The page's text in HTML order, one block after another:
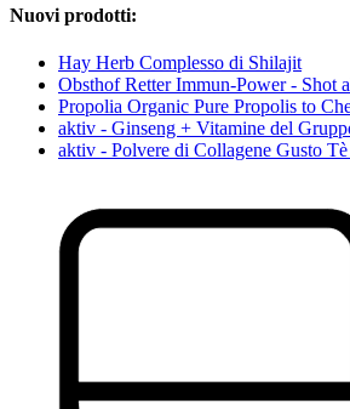
Nuovi prodotti:
Hay Herb Complesso di Shilajit
Obsthof Retter Immun-Power - Shot
Propolia Organic Pure Propolis to
aktiv - Ginseng + Vitamine del
aktiv - Polvere di Collagene Gusto Tè